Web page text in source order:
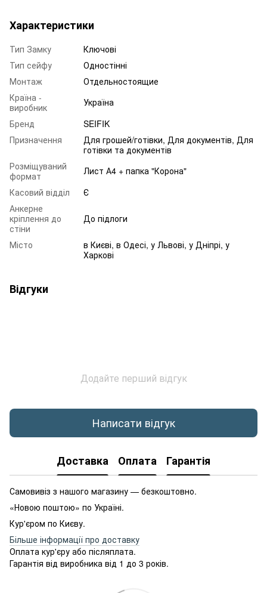
Характеристики
Тип Замку
Ключові
Тип сейфу
Одностінні
Монтаж
Отдельностоящие
Країна -
виробник
Україна
Бренд
SEIFIK
Призначення
Для грошей/готівки, Для документів, Для
готівки та документів
Розміщуваний
формат
Лист А4 + папка "Корона"
Касовий відділ
Є
Анкерне
кріплення до
стіни
До підлоги
Місто
в Києві, в Одесі, у Львові, у Дніпрі, у
Харкові
Відгуки
Додайте перший відгук
Написати відгук
Доставка Оплата Гарантія
Самовивіз з нашого магазину — безкоштовно.
«Новою поштою» по Україні.
Кур'єром по Києву.
Більше інформації про доставку
Оплата кур'єру або післяплата.
Гарантія від виробника від 1 до 3 років.